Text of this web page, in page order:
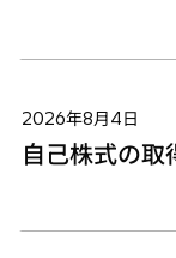
2026年8月4日
自己株式の取